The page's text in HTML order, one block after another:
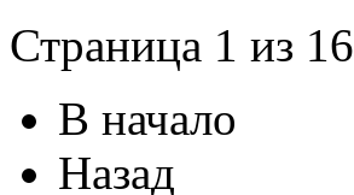
Страница 1 из 16
В начало
Назад